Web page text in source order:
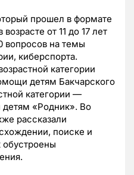
прошел в формате
от 11 до 17 лет
вопросов на темы
киберспорта.
категории
детям Бакчарского
категории —
«Родник». Во
рассказали
поиске и
обустроены